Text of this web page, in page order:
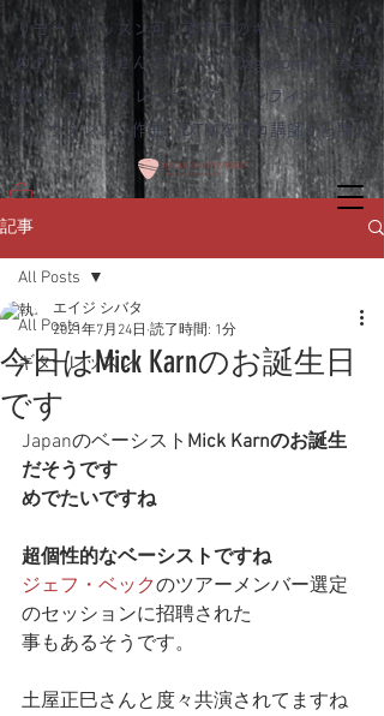
リモートレッスン可！熊本市のギター教室 ゆ
めタウンはませんすぐ近く｜Dagocomfy 音楽
教室 ボイストレーニング オンラインレッス
ン、ウクレレ、作曲、DTMをプロ講師から学ぶ
記事
All Posts
ギターレッスン
All Posts
今日はMick Karnのお誕生日
です
エイジ シバタ
2021年7月24日 読了時間: 1分
Japanのベーシスト Mick Karnのお誕生
だそうです
めでたいですね
超個性的なベーシストですね
ジェフ・ベックのツアーメンバー選定
のセッションに招聘された
事もあるそうです。
土屋正巳さんと度々共演されてますね